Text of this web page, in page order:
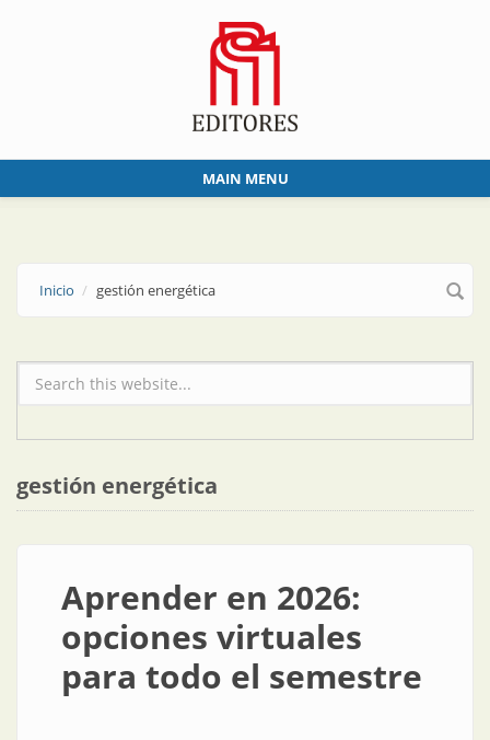
MAIN MENU
Inicio gestión energética
Formulario de búsqueda
gestión energética
Aprender en 2026:
opciones virtuales
para todo el semestre